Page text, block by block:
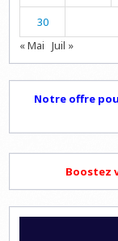
30
« Mai Juil »
Notre offre
Boostez